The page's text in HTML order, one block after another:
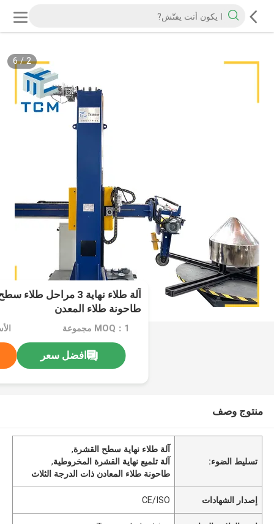
2
/
6
آلة طلاء نهاية 3
طاحونة طلاء المعدن
MOQ：1 مجموعة
افضل سعر
منتوج وصف
تسليط الضوء:
آلة طلاء نهاية سطح القشرة,
آلة تلميع نهاية القشرة المخروطية,
طاحونة طلاء المعادن ذات الدرجة الثلاث
إصدار الشهادات CE/ISO